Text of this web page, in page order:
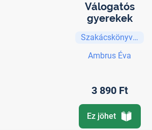
Válogatós
gyerekek
Szakácskönyvek
Ambrus Éva
3 890 Ft
Ez jöhet